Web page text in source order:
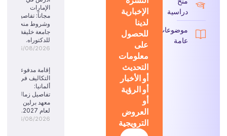
دراسية
موضوعات
عامة
الإخبارية
لدينا
للحصول
على
معلومات
التحديث
أو الأخبار
أو الرؤية
أو
العروض
الترويجية
الإمارات
مجاناً: تفاصيل
وشروط منحة
جامعة خليفة
للدكتوراه.
06/08/2026
إقامة مدفوعة
التكاليف في
ألمانيا:
تفاصيل زمالة
معهد برلين
لعام 2027.
06/08/2026